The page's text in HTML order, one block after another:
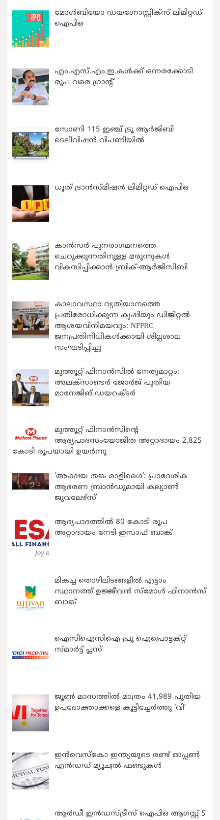
മോൾബിയോ ഡയഗ്നോസ്റ്റിക്സ് ലിമിറ്റഡ്
ഐപിഒ
എം.എസ്.എം.ഇ.കൾക്ക് ഒന്നരക്കോടി
രൂപ വരെ ഗ്രാന്റ്
സോണി 115 ഇഞ്ച് ട്രൂ ആർജിബി
ടെലിവിഷൻ വിപണിയിൽ
ധൂത് ട്രാൻസ്മിഷൻ ലിമിറ്റഡ് ഐപിഒ
കാന്‍സര്‍ പുനരാഗമനത്തെ
ചെറുക്കുന്നതിനുള്ള മരുന്നുകള്‍
വികസിപ്പിക്കാന്‍ ബ്രിക്-ആര്‍ജിസിബി
കാലാവസ്ഥാ വ്യതിയാനത്തെ
പ്രതിരോധിക്കുന്ന കൃഷിയും ഡിജിറ്റൽ
ആശയവിനിമയവും: NFPRC
ജനപ്രതിനിധികൾക്കായി ശില്പശാല
സംഘടിപ്പിച്ചു
മുത്തൂറ്റ് ഫിനാൻസിൽ നേതൃമാറ്റം:
അലക്സാണ്ടർ ജോർജ് പുതിയ
മാനേജിങ് ഡയറക്ടർ
മുത്തൂറ്റ് ഫിനാൻസിന്റെ
ആദ്യപാദസംയോജിത അറ്റാദായം 2,825
കോടി രൂപയായി ഉയർന്നു
‘അക്ഷയ തങ്ക മാളിഗൈ’: പ്രാദേശിക
ആഭരണ ബ്രാന്‍ഡുമായി കല്യാണ്‍
ജുവലേഴ്‌സ്
ആദ്യപാദത്തിൽ 80 കോടി രൂപ
അറ്റാദായം നേടി ഇസാഫ് ബാങ്ക്
മികച്ച തൊഴിലിടങ്ങളിൽ എട്ടാം
സ്ഥാനത്ത് ഉജ്ജീവൻ സ്മോൾ ഫിനാൻസ്
ബാങ്ക്
ഐസിഐസിഐ പ്രു ഐപ്രൊട്ടക്റ്റ്
സ്മാർട്ട് പ്ലസ്
ജൂൺ മാസത്തിൽ മാത്രം 41,989 പുതിയ
ഉപഭോക്താക്കളെ കൂട്ടിച്ചേർത്തു ‘വി’
ഇന്‍വെസ്കോ ഇന്ത്യയുടെ രണ്ട് ഓപ്പണ്‍
എന്‍ഡഡ് മ്യൂച്വല്‍ ഫണ്ടുകള്‍
ആർഡീ ഇൻഡസ്ട്രീസ് ഐപിഒ ആഗസ്റ്റ് 5